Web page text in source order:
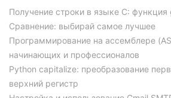
Получение строки в языке C: функция
Сравнение: выбирай самое лучшее
Программирование на ассемблере
начинающих и профессионалов
Python capitalize: преобразование
верхний регистр